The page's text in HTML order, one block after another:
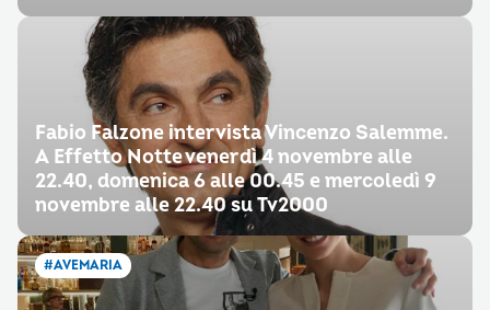
Fabio Falzone intervista Vincenzo Salemme.
A Effetto Notte venerdì 4 novembre alle
22.40, domenica 6 alle 00.45 e mercoledì 9
novembre alle 22.40 su Tv2000
#AVEMARIA